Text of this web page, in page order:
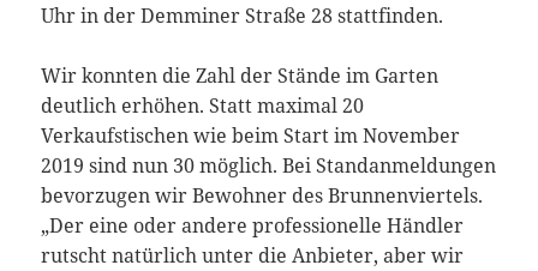
Uhr in der Demminer Straße 28 stattfinden.
Wir konnten die Zahl der Stände im Garten
deutlich erhöhen. Statt maximal 20
Verkaufstischen wie beim Start im November
2019 sind nun 30 möglich. Bei Standanmeldungen
bevorzugen wir Bewohner des Brunnenviertels.
„Der eine oder andere professionelle Händler
rutscht natürlich unter die Anbieter, aber wir